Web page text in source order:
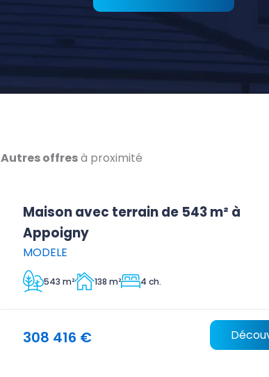
Autres offresà proximité
Maison avec terrain de 543 m² à
Appoigny
MODELE
543 m² 138 m² 4 ch.
308 416 €